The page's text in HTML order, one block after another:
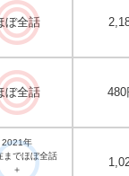
ぼ全話
ぼ全話 480
2021年
までほぼ全話
＋